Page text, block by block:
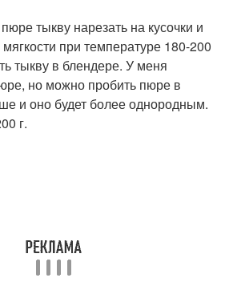
тыкву нарезать на кусочки и
при температуре 180-200
тыкву в блендере. У меня
но можно пробить пюре в
и оно будет более однородным.
г.